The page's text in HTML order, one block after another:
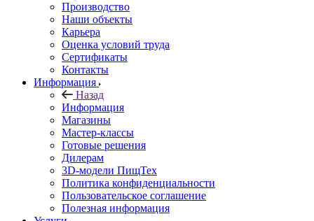
Производство
Наши объекты
Карьера
Оценка условий труда
Сертификаты
Контакты
Информация
Назад
Информация
Магазины
Мастер-классы
Готовые решения
Дилерам
3D-модели ПищТех
Политика конфиденциальности
Пользовательское соглашение
Полезная информация